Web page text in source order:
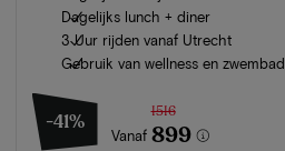
Dagelijks lunch + diner
3 Uur rijden vanaf Utrecht
Gebruik van wellness en zwembad
-41%
Vanaf
1516
899